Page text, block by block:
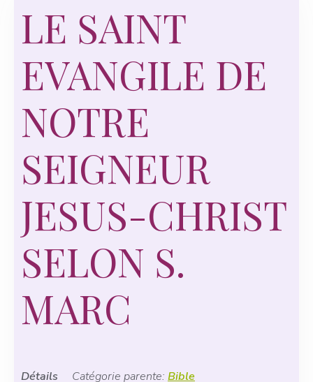
LE SAINT
EVANGILE DE
NOTRE
SEIGNEUR
JESUS-CHRIST
SELON S.
MARC
Détails Catégorie parente: Bible